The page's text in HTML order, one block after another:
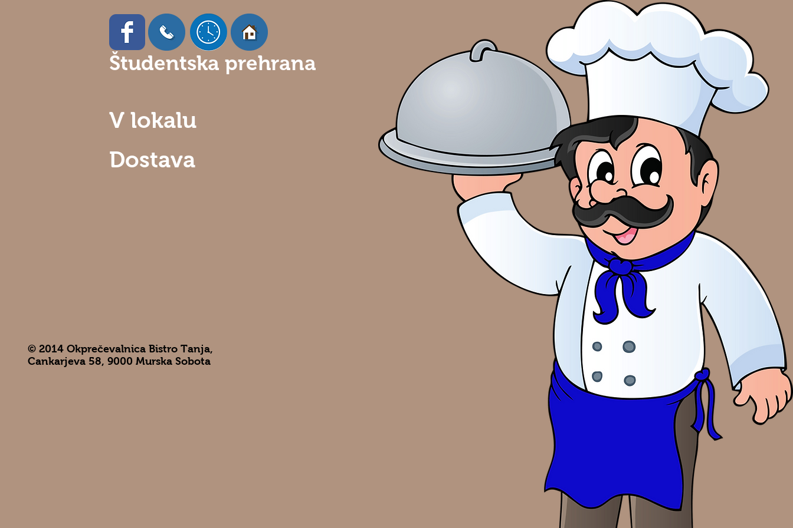
Študentska prehrana
V lokalu
Dostava
© 2014 Okprečevalnica Bistro Tanja,
Cankarjeva 58, 9000 Murska Sobota